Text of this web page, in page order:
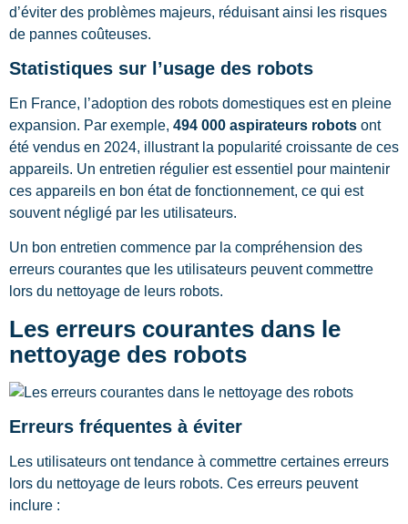
d’éviter des problèmes majeurs, réduisant ainsi les risques
de pannes coûteuses.
Statistiques sur l’usage des robots
En France, l’adoption des robots domestiques est en pleine
expansion. Par exemple, 494 000 aspirateurs robots ont
été vendus en 2024, illustrant la popularité croissante de ces
appareils. Un entretien régulier est essentiel pour maintenir
ces appareils en bon état de fonctionnement, ce qui est
souvent négligé par les utilisateurs.
Un bon entretien commence par la compréhension des
erreurs courantes que les utilisateurs peuvent commettre
lors du nettoyage de leurs robots.
Les erreurs courantes dans le
nettoyage des robots
Erreurs fréquentes à éviter
Les utilisateurs ont tendance à commettre certaines erreurs
lors du nettoyage de leurs robots. Ces erreurs peuvent
inclure :